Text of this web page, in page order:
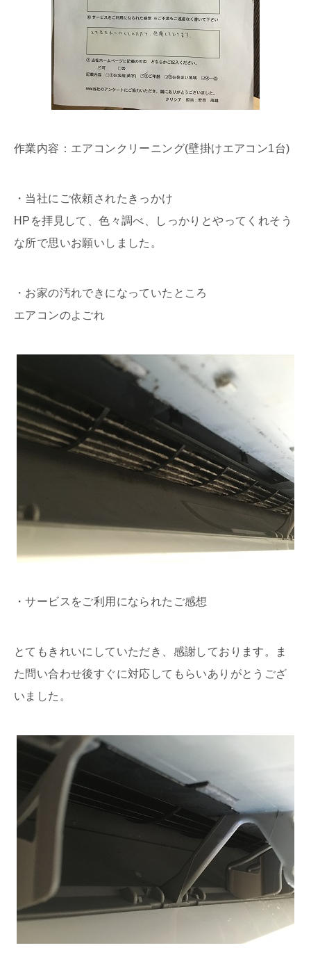
作業内容：エアコンクリーニング(壁掛けエアコン1台)
・当社にご依頼されたきっかけ
HPを拝見して、色々調べ、しっかりとやってくれそう
な所で思いお願いしました。
・お家の汚れできになっていたところ
エアコンのよごれ
・サービスをご利用になられたご感想
とてもきれいにしていただき、感謝しております。ま
た問い合わせ後すぐに対応してもらいありがとうござ
いました。